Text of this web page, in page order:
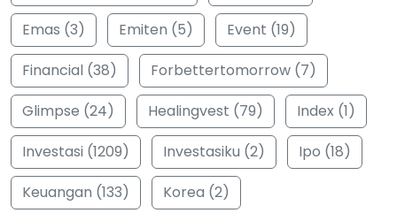
Emas (3)
Emiten (5)
Event (19)
Financial (38)
Forbettertomorrow (7)
Glimpse (24)
Healingvest (79)
Index (1)
Investasi (1209)
Investasiku (2)
Ipo (18)
Keuangan (133)
Korea (2)